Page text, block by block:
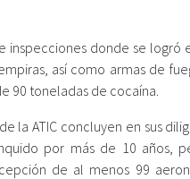
inspecciones donde se
así como armas de
90 toneladas de cocaína.
la ATIC concluyen en sus
por más de 10
de al menos 99